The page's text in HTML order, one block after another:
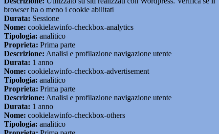
browser ha o meno i cookie abilitati
Durata: Sessione
Nome: cookielawinfo-checkbox-analytics
Tipologia: analitico
Proprieta: Prima parte
Descrizione: Analisi e profilazione navigazione utente
Durata: 1 anno
Nome: cookielawinfo-checkbox-advertisement
Tipologia: analitico
Proprieta: Prima parte
Descrizione: Analisi e profilazione navigazione utente
Durata: 1 anno
Nome: cookielawinfo-checkbox-others
Tipologia: analitico